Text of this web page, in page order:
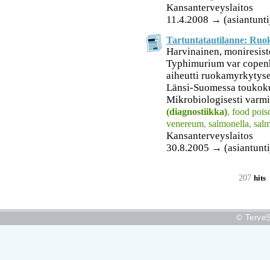
Kansanterveyslaitos
11.4.2008 →
Tartuntatautilanne:
Harvinainen,
Typhimurium var
aiheutti
Länsi-Suomessa
Mikrobiologisesti
(diagnostiikka), food
venereum, salmonella,
Kansanterveyslaitos
30.8.2005 →
207hits
©